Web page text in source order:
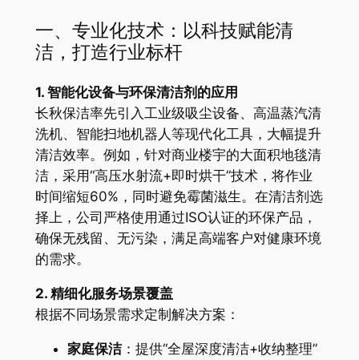
一、专业化技术：以科技赋能清
洁，打造行业标杆
1. 智能化设备与环保清洁剂的应用
长秋保洁率先引入工业级吸尘设备、高温蒸汽清
洗机、智能扫地机器人等现代化工具，大幅提升
清洁效率。例如，针对商业楼宇的大面积地毯清
洁，采用“高压水射流+即时烘干”技术，将作业
时间缩短60%，同时避免霉菌滋生。在清洁剂选
择上，公司严格使用通过ISO认证的环保产品，
确保无残留、无污染，满足高端客户对健康环境
的需求。
2. 精细化服务场景覆盖
根据不同场景需求定制解决方案：
家庭保洁：提供“全屋深度清洁+收纳整理”